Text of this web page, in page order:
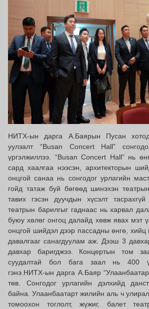
НИТХ-ын дарга А.Баярын Пусан
уулзалт “Busan Concert Hall”
үргэлжиллээ. “Busan Concert Hall” нь
сард хаалгаа нээсэн, архитекторын
онцгой санаа нь сонгодог урлагийн
гойд татаж буй бөгөөд шинэхэн
тавих гэсэн дуучдын хүсэлт
театрын барилгыг гаднаас нь харвал
буюу хөлөг онгоц далайд хөвж явах мэт
онцгой шийдэл дээр пассадны өнгө,
давалгааг санагдуулам аж. Дээш 3
давхар баригджээ. Концертын том
суудалтай бол бага заал нь 400
гэнэ.НИТХ-ын дарга А.Баяр
төв. Сонгодог урлагийн дэлхийд
байна. Улаанбаатарт жилийн аль ч
томоохон тоглолт, жүжиг, балет